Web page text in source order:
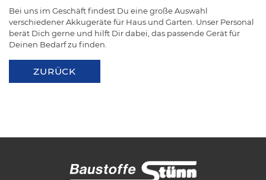
Bei uns im Geschäft findest Du eine große Auswahl
verschiedener Akkugeräte für Haus und Garten. Unser Personal
berät Dich gerne und hilft Dir dabei, das passende Gerät für
Deinen Bedarf zu finden.
ZURÜCK